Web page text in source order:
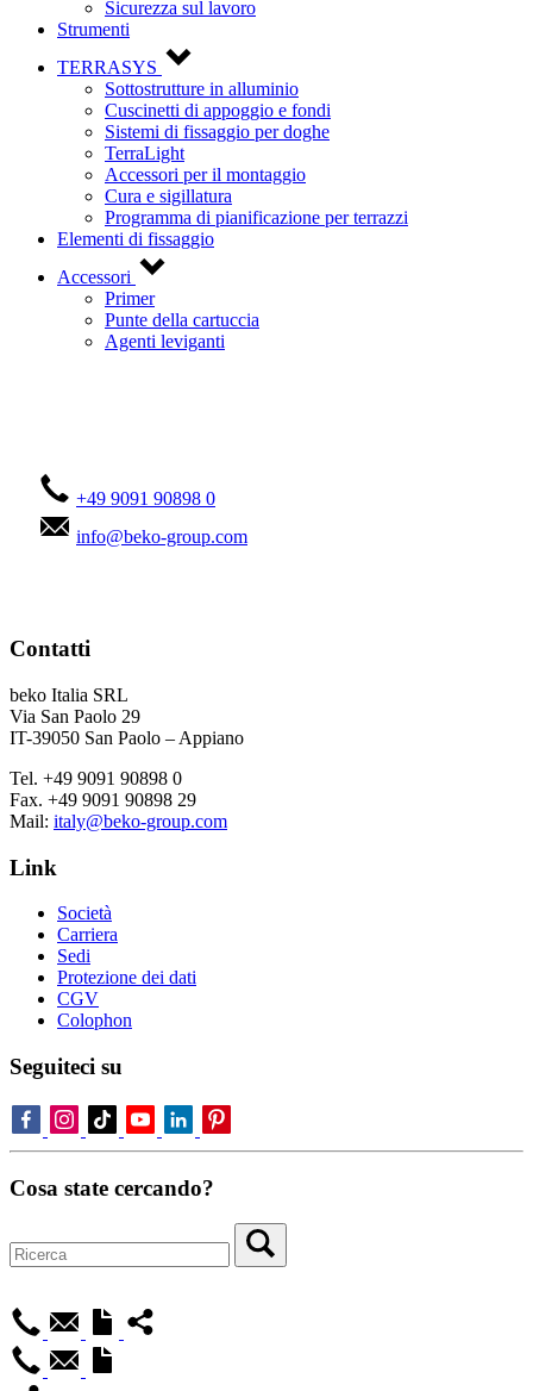
Sicurezza sul lavoro
Strumenti
TERRASYS
Sottostrutture in alluminio
Cuscinetti di appoggio e fondi
Sistemi di fissaggio per doghe
TerraLight
Accessori per il montaggio
Cura e sigillatura
Programma di pianificazione per terrazzi
Elementi di fissaggio
Accessori
Primer
Punte della cartuccia
Agenti leviganti
+49 9091 90898 0
info@beko-group.com
Contatti
beko Italia SRL
Via San Paolo 29
IT-39050 San Paolo – Appiano
Tel. +49 9091 90898 0
Fax. +49 9091 90898 29
Mail: italy@beko-group.com
Link
Società
Carriera
Sedi
Protezione dei dati
CGV
Colophon
Seguiteci su
Cosa state cercando?